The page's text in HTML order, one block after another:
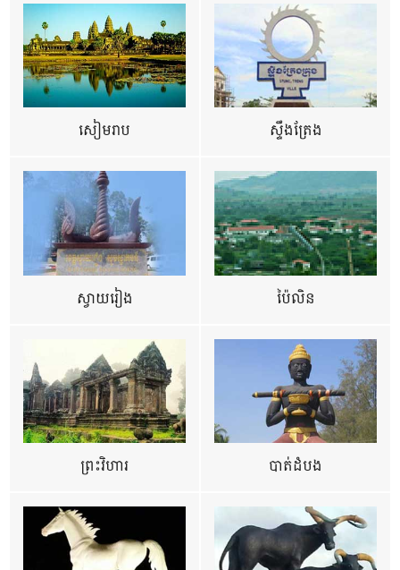
សៀមរាប ស្ទឹងត្រែង
ស្វាយរៀង ប៉ៃលិន
ព្រះវិហារ បាត់ដំបង